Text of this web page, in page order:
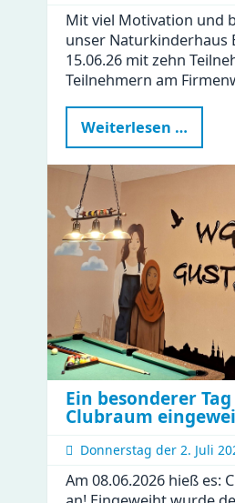
Mit viel Motivation und
unser Naturkinderhaus
15.06.26 mit zehn
Teilnehmern am
Weiterlesen …
Esche
beim
Ein besonderer
Clubraum
Donnerstag der 2. Juli
Am 08.06.2026 hieß es: